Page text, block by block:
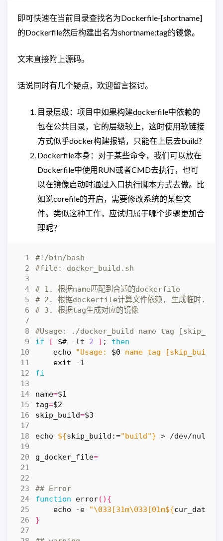
即可快速在当前目录查找名为Dockerfile-[shortname]
的Dockerfile然后构建出名为shortname:tag的镜像。
文末直接附上源码。
话说同时有几个疑点，欢迎留言探讨。
目录层级：项目中如果构建dockerfile中依赖的
包在公共目录，它的层级较上，这时使用软链接
方式似乎docker构建报错，只能在上层去build?
Dockerfile本身：对于某些命令，我们可以放在
Dockerfile中使用RUN或者CMD去执行，也可
以在镜像启动时通过入口执行脚本方式去做。比
如说corefile的开启，需要修改系统的某些文
件。类似这种工作，应试归属于哪个步骤更加合
理呢？
#file: docker_build.sh
# 1. 根据name匹配到合适的dockerfile
# 2. 根据dockerfile计算文件依赖, 生成临时
# 3. 根据tag生成对应的镜像
#Usage: ./docker_build name tag
if
[ $# -lt 2 ] ;
then
echo
"Usage: $0 name tag
exit
fi
name=$1
tag=$2
skip_build=$3
echo ${skip_build :="build"}
g_docker_file=
## Error
function error(){
echo -e "\033[31m\033[01m${cur_date
}